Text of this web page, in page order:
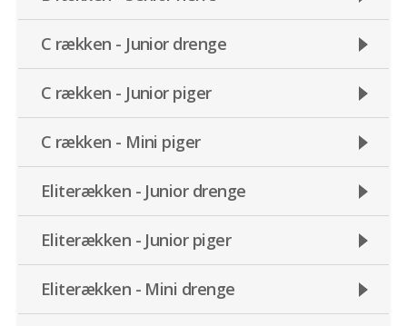
C rækken - Junior drenge
C rækken - Junior piger
C rækken - Mini piger
Eliterækken - Junior drenge
Eliterækken - Junior piger
Eliterækken - Mini drenge